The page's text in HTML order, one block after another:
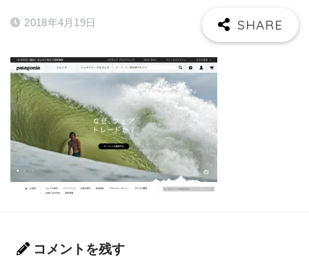
2018年4月19日
コメントを残す